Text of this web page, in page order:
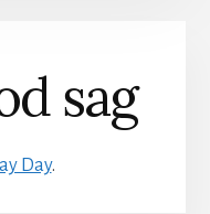
sag
Day.